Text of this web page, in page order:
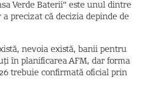
Verde Baterii” este unul dintre
precizat că decizia depinde de
nevoia există, banii pentru
în planificarea AFM, dar forma
trebuie confirmată oficial prin